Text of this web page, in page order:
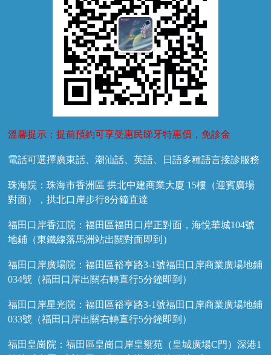
溫馨提示：提前預約可享受惠民睇牙特惠價，免診金
電話可選擇廣東話、潮汕話、英語、日語多種語言接診服務
珠海院：珠海市香洲區 拱北中建商業大廈 15樓（迎賓廣場
對面），拱北口岸步行8分鐘直達
福田口岸香江院：福田區福田口岸正對面，海悅華城104號
地鋪（東鐵線落馬洲站出關對面即到）
福田口岸廣場院：福田區裕亨路3-1號福田口岸商業廣場地鋪
034號（福田口岸出關右轉直行5分鐘即到）
福田口岸星光院：福田區裕亨路3-1號福田口岸商業廣場地鋪
033號（福田口岸出關右轉直行5分鐘即到）
福田皇崗院：福田區皇崗口岸皇禦苑（皇城廣場C門）深港1